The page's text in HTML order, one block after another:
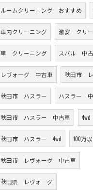
ルームクリーニング おすすめ
車内クリーニング 激安 クリ
車 クリーニング スバル 中
レヴォーグ 中古車 秋田市
秋田市 ハスラー ハスラー
秋田市 ハスラー 中古車
秋田市 ハスラー 4wd 100万
秋田市 レヴォーグ 中古車
秋田県 レヴォーグ